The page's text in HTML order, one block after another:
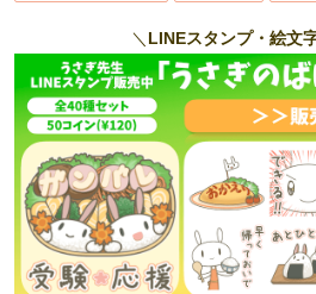
＼ LINEスタンプ・絵文